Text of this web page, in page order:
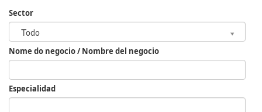
Sector
Todo
Sector
Nome do negocio / Nombre del negocio
Especialidad